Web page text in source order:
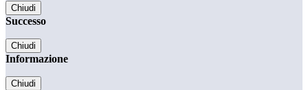
Chiudi
Successo
Chiudi
Informazione
Chiudi